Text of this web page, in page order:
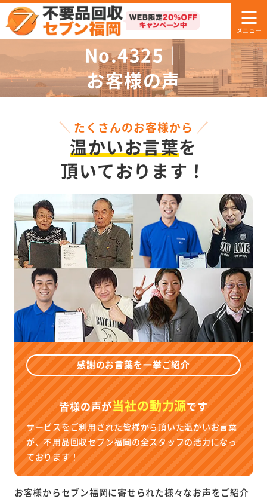
No.4325｜
お客様の声
たくさんのお客様から
温かいお言葉を
頂いております！
感謝のお言葉を一挙ご紹介
皆様の声が当社の動力源です
サービスをご利用された皆様から頂いた温かいお言葉
が、不用品回収セブン福岡の全スタッフの活力になっ
ております！
お客様からセブン福岡に寄せられた様々なお声をご紹介